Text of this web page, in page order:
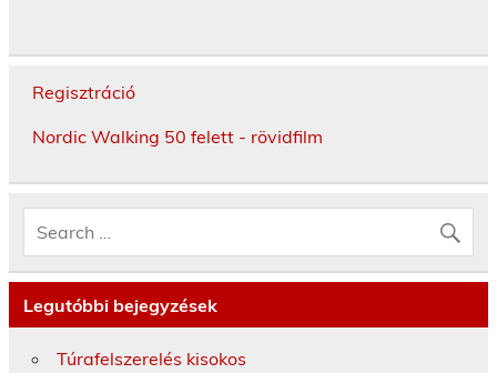
Regisztráció
Nordic Walking 50 felett - rövidfilm
Legutóbbi bejegyzések
Túrafelszerelés kisokos